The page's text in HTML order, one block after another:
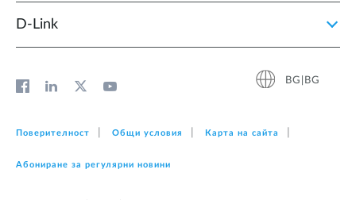
D‑Link
BG|BG
Поверителност Общи условия Карта на сайта
Абониране за регулярни новини